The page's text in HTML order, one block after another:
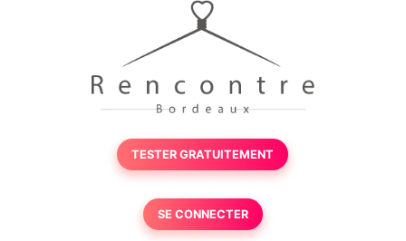
TESTER GRATUITEMENT
SE CONNECTER